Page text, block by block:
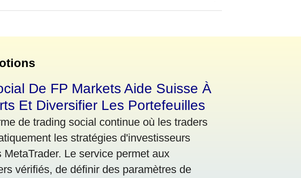
De FP Markets Aide Suisse À
Et Diversifier Les Portefeuilles
de trading social continue où les traders
les stratégies d'investisseurs
Le service permet aux
vérifiés, de définir des paramètres de